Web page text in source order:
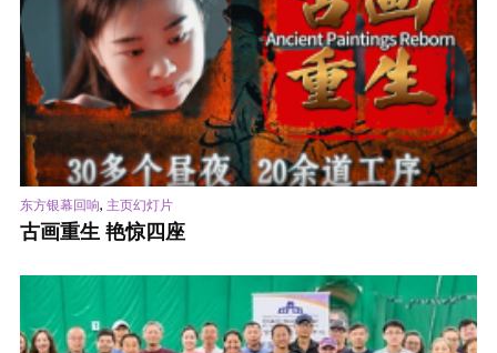
东方银幕回响, 主页幻灯片
古画重生 艳惊四座